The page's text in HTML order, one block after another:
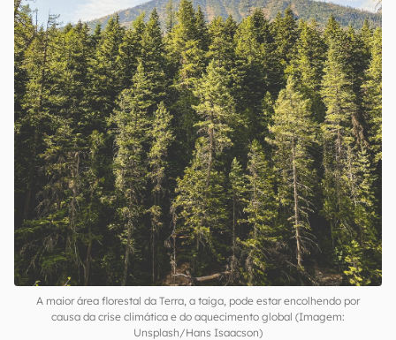
A maior área florestal da Terra, a taiga, pode estar encolhendo por
causa da crise climática e do aquecimento global (Imagem:
Unsplash/Hans Isaacson)